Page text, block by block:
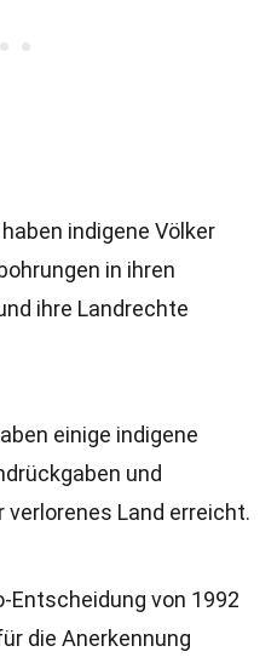
indigene Völker
in ihren
ihre Landrechte
einige indigene
und
Land erreicht.
Entscheidung von 1992
die Anerkennung